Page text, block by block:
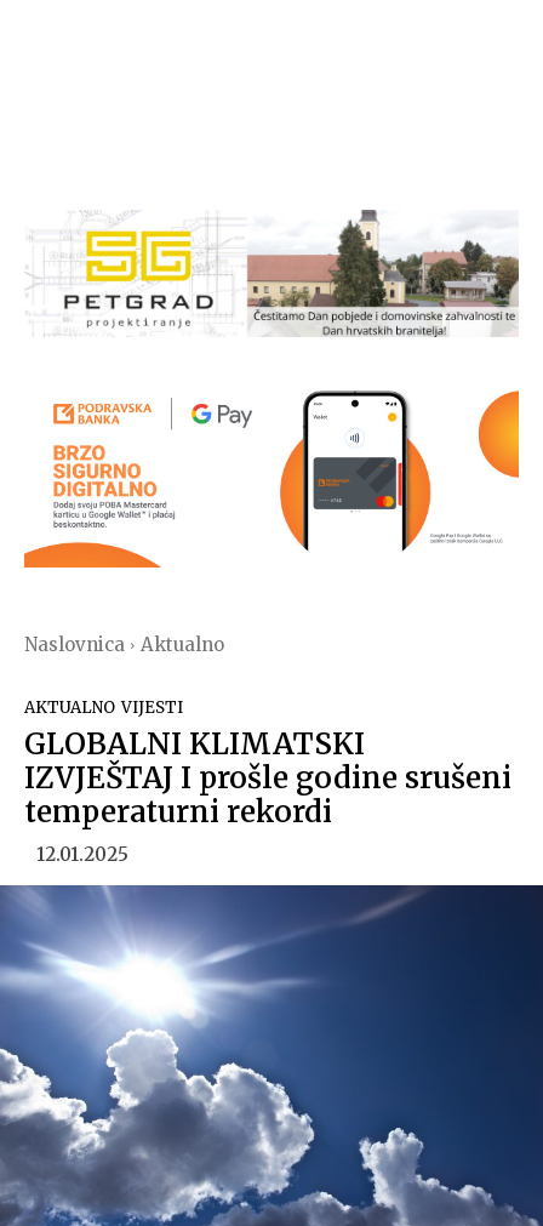
Naslovnica Aktualno
AKTUALNO VIJESTI
GLOBALNI KLIMATSKI
IZVJEŠTAJ I prošle godine srušeni
temperaturni rekordi
12.01.2025